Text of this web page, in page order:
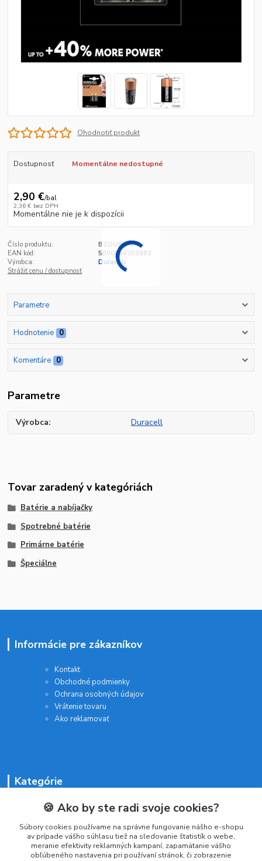
Ohodnotiť produkt
Dostupnosť Momentálne nedostupné
2,90 €/bal
2,36 € bez DPH
Momentálne nie je k dispozícii
Číslo produktu:
BZDU8932
EAN kód:
5000394203983
Výrobca:
Duracell
Strážiť cenu / dostupnosť
Parametre
Hodnotenie 0
Komentáre 0
Parametre
Výrobca Duracell
Tovar zaradený v kategóriách
Batérie a nabíjačky
Spotrebné batérie
Primárne batérie
Špeciálne
Informácie pre zákazníkov
Kontakt
Obchodné podmienky
Ochrana osobných údajov
Vrátenie tovaru
Ako reklamovať
Kategórie
Batérie a nabíjačky
Malé domáce spotrebiče
Kancelárske potreby
🍪 Ako by ste radi svoje cookies?
Súbory cookies používame na správne fungovanie nášho e-shopu
av prípade vášho súhlasu tiež na sledovanie štatistík o webe,
meranie efektivity reklamných kampaní, zapamätanie vášho
obľúbeného nastavenia pri používaní stránok, či zobrazenie